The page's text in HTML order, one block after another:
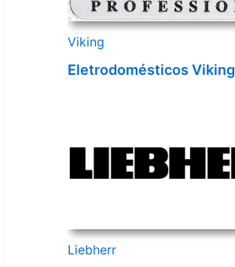
Viking
Eletrodomésticos Viking
Liebherr